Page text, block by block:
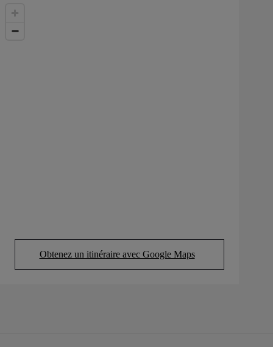
Obtenez un itinéraire avec Google Maps
(Opens in new tab)